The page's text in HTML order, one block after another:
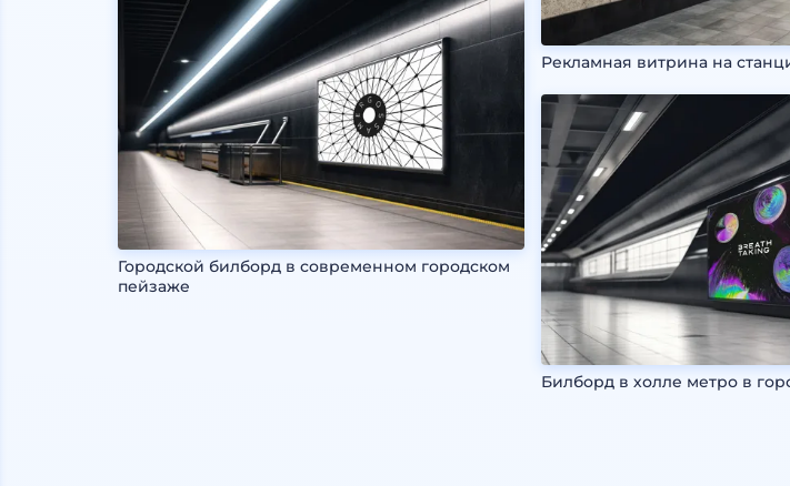
Городской билборд в современном городском
пейзаже
Рекламная витрина на
Билборд в холле метро в